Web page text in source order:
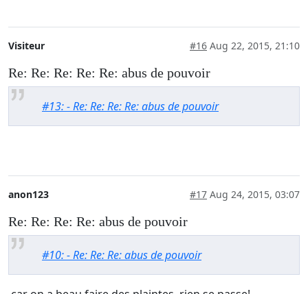
Visiteur #16 Aug 22, 2015, 21:10
Re: Re: Re: Re: Re: abus de pouvoir
#13: - Re: Re: Re: Re: abus de pouvoir
anon123 #17 Aug 24, 2015, 03:07
Re: Re: Re: Re: abus de pouvoir
#10: - Re: Re: Re: abus de pouvoir